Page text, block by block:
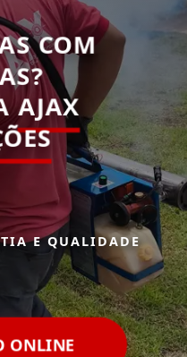
COM
AJAX
E QUALIDADE
ONLINE